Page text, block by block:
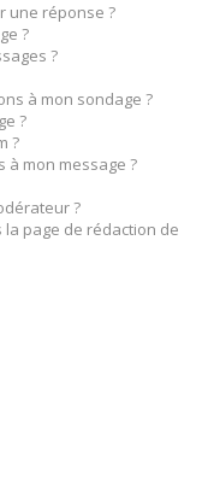
une réponse ?
?
?
à mon sondage ?
?
?
à mon message ?
?
page de rédaction de